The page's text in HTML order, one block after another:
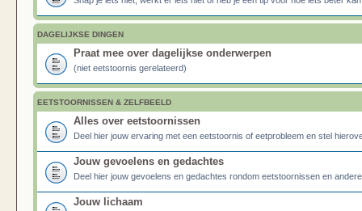
DAGELIJKSE DINGEN
Praat mee over dagelijkse onderwerpen
(niet eetstoornis gerelateerd)
EETSTOORNISSEN & ZELFBEELD
Alles over eetstoornissen
Deel hier jouw ervaring met een eetstoornis of eetprobleem en stel
Jouw gevoelens en gedachtes
Deel hier jouw gevoelens en gedachtes rondom eetstoornissen en
Jouw lichaam